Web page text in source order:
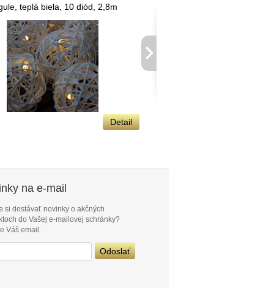
teplá biela, 10 diód, 2,8m
Detail
na e-mail
si dostávať novinky o akčných
do Vašej e-mailovej schránky?
Váš email.